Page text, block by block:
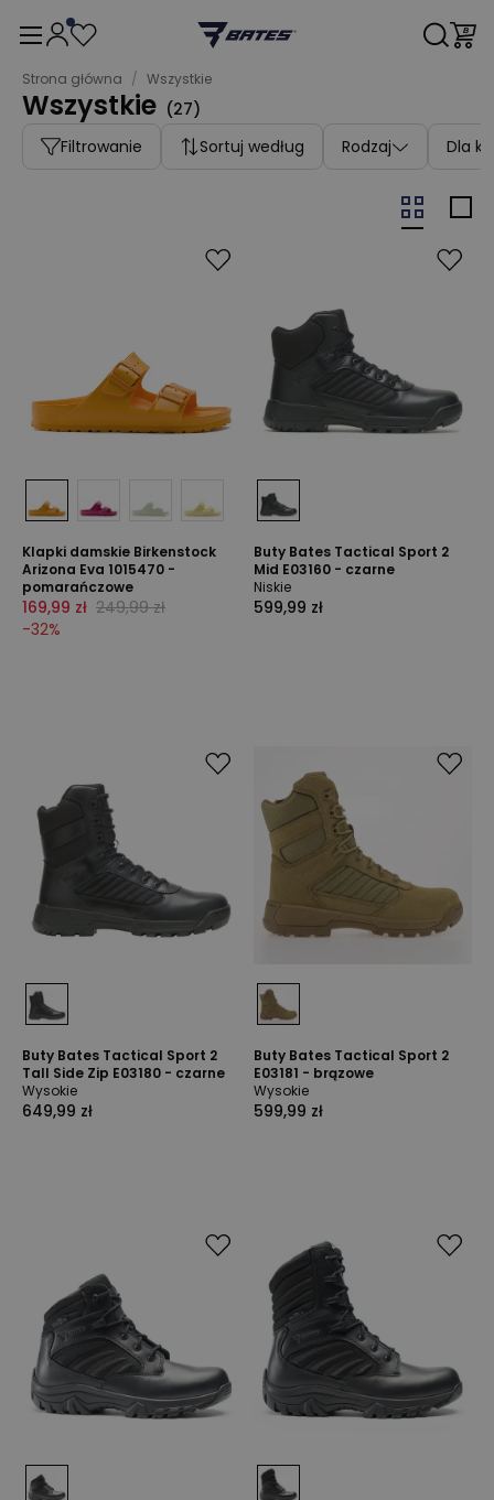
Strona główna / Wszystkie
Wszystkie (27)
Filtrowanie
Sortuj według Rodzaj Dla
Klapki damskie Birkenstock
Arizona Eva 1015470 -
pomarańczowe
169,99 zł 249,99 zł
-32%
Buty Bates Tactical Sport 2
Mid E03160 - czarne
Niskie
599,99 zł
Buty Bates Tactical Sport 2
Tall Side Zip E03180 - czarne
Wysokie
649,99 zł
Buty Bates Tactical Sport 2
E03181 - brązowe
Wysokie
599,99 zł